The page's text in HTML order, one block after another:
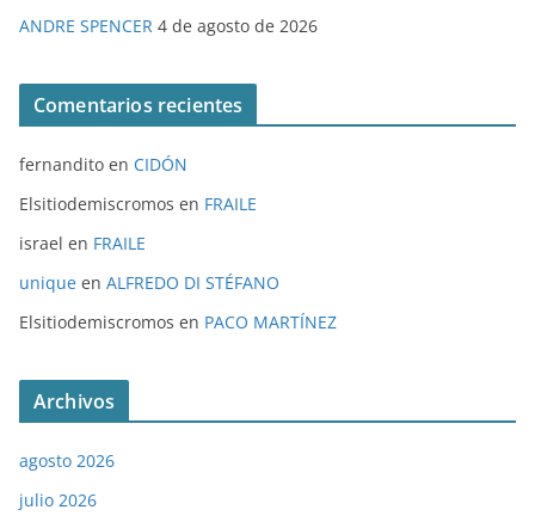
ANDRE SPENCER 4 de agosto de 2026
Comentarios recientes
fernandito en CIDÓN
Elsitiodemiscromos en FRAILE
israel en FRAILE
unique en ALFREDO DI STÉFANO
Elsitiodemiscromos en PACO MARTÍNEZ
Archivos
agosto 2026
julio 2026